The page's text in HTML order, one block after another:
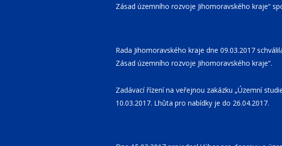
Zásad územního rozvoje Jihomoravského kraje“
Rada Jihomoravského kraje dne 09.03.2017
Zásad územního rozvoje Jihomoravského kraje“.
Zadávací řízení na veřejnou zakázku „Územní
10.03.2017. Lhůta pro nabídky je do 26.04.2017.